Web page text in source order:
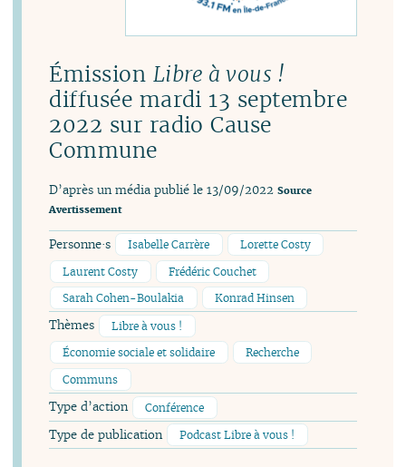
Émission Libre à vous !
diffusée mardi 13 septembre
2022 sur radio Cause
Commune
D’après un média publié le 13/09/2022 Source
Avertissement
Personne·s Isabelle Carrère
Lorette Costy
Laurent Costy
Frédéric Couchet
Sarah Cohen-Boulakia
Konrad Hinsen
Thèmes
Libre à vous !
Économie sociale et solidaire
Recherche
Communs
Type d’action Conférence
Type de publication Podcast Libre à vous !